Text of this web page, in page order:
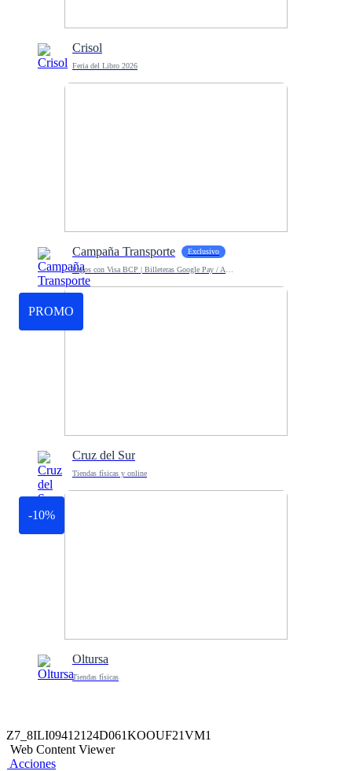
Crisol
Feria del Libro 2026
Campaña Transporte Exclusivo
PROMO
Cruz del Sur
Tiendas físicas y online
-10%
Oltursa
Tiendas físicas
Z7_8ILI09412124D061KOOUF21VM1
Web Content Viewer
Acciones